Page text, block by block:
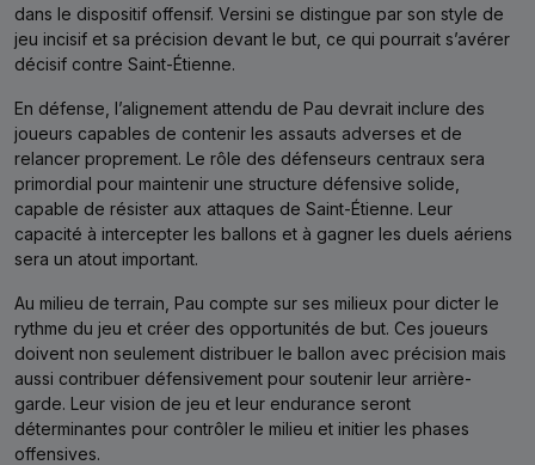
dans le dispositif offensif. Versini se distingue par son style de
jeu incisif et sa précision devant le but, ce qui pourrait s’avérer
décisif contre Saint-Étienne.
En défense, l’alignement attendu de Pau devrait inclure des
joueurs capables de contenir les assauts adverses et de
relancer proprement. Le rôle des défenseurs centraux sera
primordial pour maintenir une structure défensive solide,
capable de résister aux attaques de Saint-Étienne. Leur
capacité à intercepter les ballons et à gagner les duels aériens
sera un atout important.
Au milieu de terrain, Pau compte sur ses milieux pour dicter le
rythme du jeu et créer des opportunités de but. Ces joueurs
doivent non seulement distribuer le ballon avec précision mais
aussi contribuer défensivement pour soutenir leur arrière-
garde. Leur vision de jeu et leur endurance seront
déterminantes pour contrôler le milieu et initier les phases
offensives.